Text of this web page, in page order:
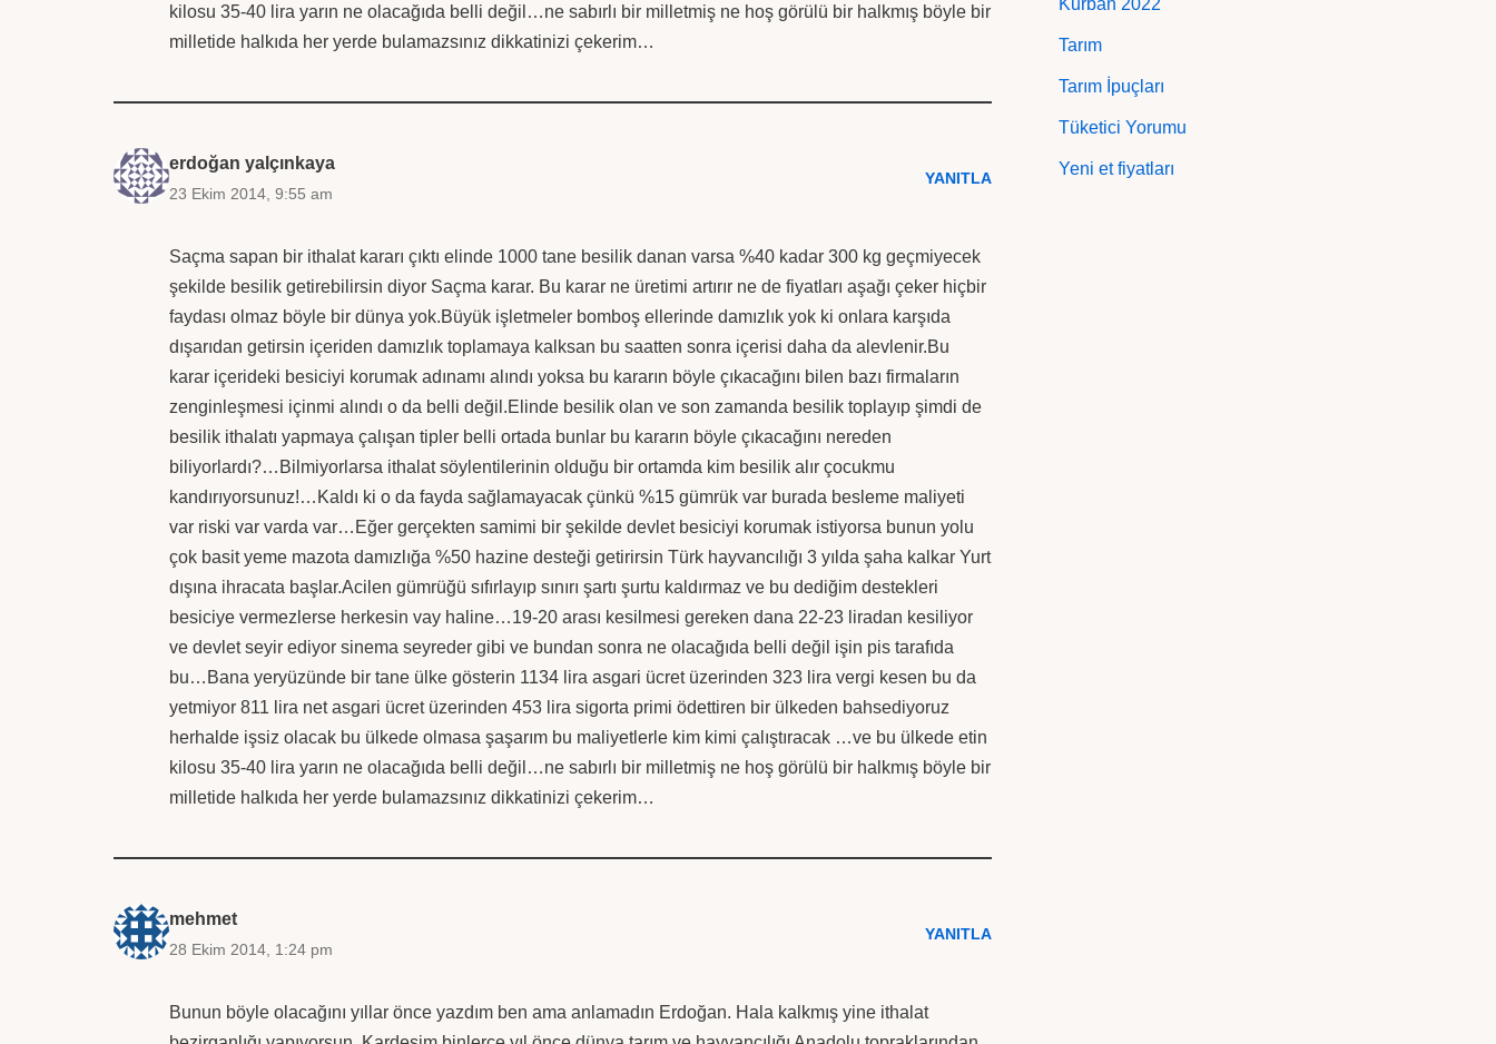
kilosu 35-40 lira yarın ne olacağıda belli değil…ne sabırlı bir milletmiş ne hoş görülü bir halkmış böyle bir
milletide halkıda her yerde bulamazsınız dikkatinizi çekerim…
erdoğan yalçınkaya
23 Ekim 2014, 9:55 am
YANITLA
Saçma sapan bir ithalat kararı çıktı elinde 1000 tane besilik danan varsa %40 kadar 300 kg geçmiyecek
şekilde besilik getirebilirsin diyor Saçma karar. Bu karar ne üretimi artırır ne de fiyatları aşağı çeker hiçbir
faydası olmaz böyle bir dünya yok.Büyük işletmeler bomboş ellerinde damızlık yok ki onlara karşıda
dışarıdan getirsin içeriden damızlık toplamaya kalksan bu saatten sonra içerisi daha da alevlenir.Bu
karar içerideki besiciyi korumak adınamı alındı yoksa bu kararın böyle çıkacağını bilen bazı firmaların
zenginleşmesi içinmi alındı o da belli değil.Elinde besilik olan ve son zamanda besilik toplayıp şimdi de
besilik ithalatı yapmaya çalışan tipler belli ortada bunlar bu kararın böyle çıkacağını nereden
biliyorlardı?…Bilmiyorlarsa ithalat söylentilerinin olduğu bir ortamda kim besilik alır çocukmu
kandırıyorsunuz!…Kaldı ki o da fayda sağlamayacak çünkü %15 gümrük var burada besleme maliyeti
var riski var varda var…Eğer gerçekten samimi bir şekilde devlet besiciyi korumak istiyorsa bunun yolu
çok basit yeme mazota damızlığa %50 hazine desteği getirirsin Türk hayvancılığı 3 yılda şaha kalkar Yurt
dışına ihracata başlar.Acilen gümrüğü sıfırlayıp sınırı şartı şurtu kaldırmaz ve bu dediğim destekleri
besiciye vermezlerse herkesin vay haline…19-20 arası kesilmesi gereken dana 22-23 liradan kesiliyor
ve devlet seyir ediyor sinema seyreder gibi ve bundan sonra ne olacağıda belli değil işin pis tarafıda
bu…Bana yeryüzünde bir tane ülke gösterin 1134 lira asgari ücret üzerinden 323 lira vergi kesen bu da
yetmiyor 811 lira net asgari ücret üzerinden 453 lira sigorta primi ödettiren bir ülkeden bahsediyoruz
herhalde işsiz olacak bu ülkede olmasa şaşarım bu maliyetlerle kim kimi çalıştıracak …ve bu ülkede etin
kilosu 35-40 lira yarın ne olacağıda belli değil…ne sabırlı bir milletmiş ne hoş görülü bir halkmış böyle bir
milletide halkıda her yerde bulamazsınız dikkatinizi çekerim…
mehmet
28 Ekim 2014, 1:24 pm
YANITLA
Bunun böyle olacağını yıllar önce yazdım ben ama anlamadın Erdoğan. Hala kalkmış yine ithalat
Kurban 2022
Tarım
Tarım İpuçları
Tüketici Yorumu
Yeni et fiyatları